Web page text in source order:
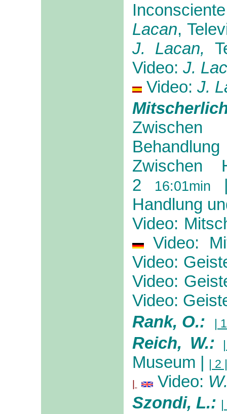
Inconsciente
Lacan,
J. Lacan,
Video: J.
Video: J.
Zwischen
2 16:01min
Handlung
Video:
Video:
Video:
Video:
Video:
Rank, O.:
|
Reich, W.:
Museum | | 2 |
Video:
Szondi, L.: |